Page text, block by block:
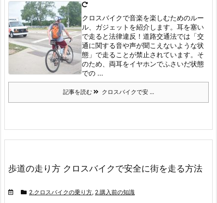
クロスバイクで音楽を楽しむためのルー
ル、ガジェットを紹介します。耳を塞い
で走ると法律違反！ 道路交通法では「交
通に関する音や声が聞こえないような状
態」で走ることが禁止されています。 そ
のため、両耳をイヤホンでふさいだ状態
での ...
記事を読む クロスバイクで安 ...
歩道の走り方 クロスバイクで安全に街を走る方法
2.クロスバイクの乗り方, 2.購入前の知識